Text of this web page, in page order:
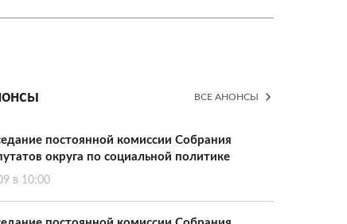
ВСЕ АНОНСЫ
постоянной комиссии Собрания
округа по социальной политике
в 10:00